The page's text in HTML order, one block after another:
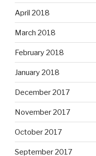
April 2018
March 2018
February 2018
January 2018
December 2017
November 2017
October 2017
September 2017